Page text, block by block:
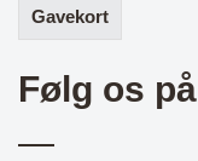
Gavekort
Følg os på